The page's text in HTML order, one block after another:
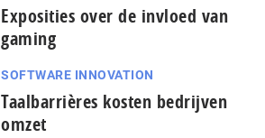
Exposities over de invloed van
gaming
SOFTWARE INNOVATION
Taal­bar­ri­è­res kosten bedrijven
omzet